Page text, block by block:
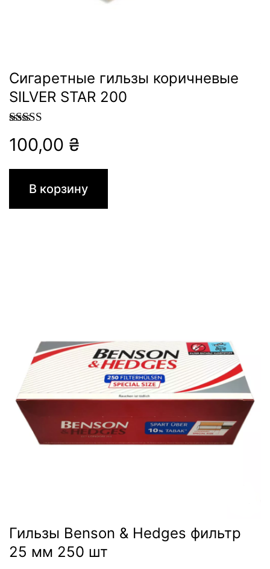
Сигаретные гильзы коричневые
SILVER STAR 200
Оценка5.00
из 5
100,00 ₴
В корзину
Гильзы Benson & Hedges фильтр
25 мм 250 шт